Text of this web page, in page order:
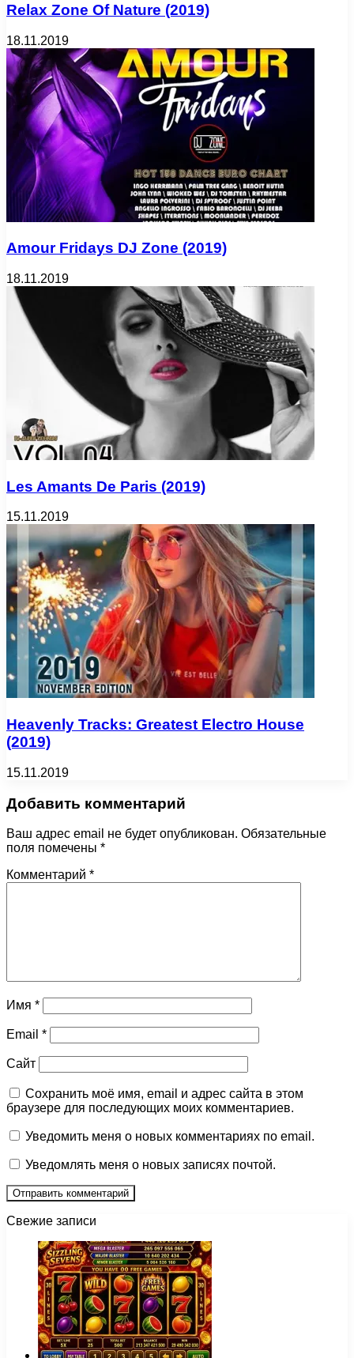
Relax Zone Of Nature (2019)
18.11.2019
Amour Fridays DJ Zone (2019)
18.11.2019
Les Amants De Paris (2019)
15.11.2019
Heavenly Tracks: Greatest Electro House
(2019)
15.11.2019
Добавить комментарий
Ваш адрес email не будет опубликован. Обязательные
поля помечены *
Комментарий *
Имя *
Email *
Сайт
Сохранить моё имя, email и адрес сайта в этом
браузере для последующих моих комментариев.
Уведомить меня о новых комментариях по email.
Уведомлять меня о новых записях почтой.
Свежие записи